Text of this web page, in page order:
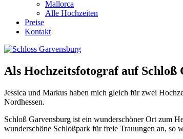
Mallorca
Alle Hochzeiten
Preise
Kontakt
Als Hochzeitsfotograf auf Schloß
Jessica und Markus haben mich gleich für zwei
Nordhessen.
Schloß Garvensburg ist ein wunderschöner Ort zum
wunderschöne Schloßpark für freie Trauungen an, so